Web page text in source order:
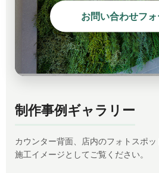
お問い合わせフ
制作事例ギャラリー
カウンター背面、店内のフォトスポッ
施工イメージとしてご覧ください。